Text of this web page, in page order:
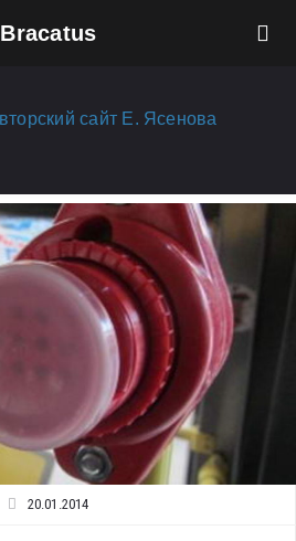
Bracatus
20.01.2014